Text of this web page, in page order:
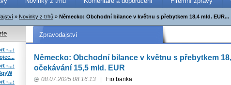
» Novinky z trhů » Německo: Obchodní bilance v květnu s přebytkem 18,4 mld. EUR...
Zpravodajství
Německo: Obchodní bilance v květnu s přebytkem
očekávání 15,5 mld. EUR
08.07.2025 08:16:13 Fio banka
-...:
-...:
-...: